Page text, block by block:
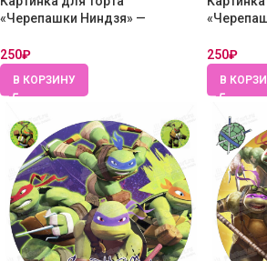
«Черепашки Ниндзя» —
толстая
250₽
В КОРЗИНУ
толстая
250₽
В